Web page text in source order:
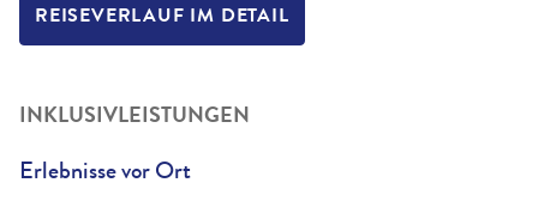
REISEVERLAUF IM DETAIL
INKLUSIVLEISTUNGEN
Erlebnisse vor Ort